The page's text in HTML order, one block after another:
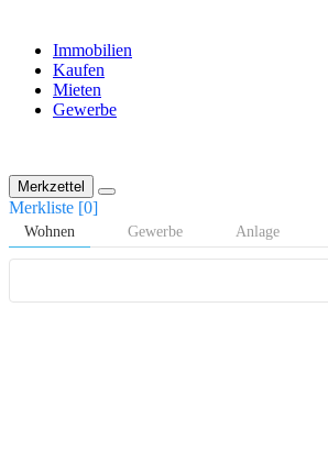
Immobilien
Kaufen
Mieten
Gewerbe
Merkzettel
Merkliste [0]
Wohnen Gewerbe Anlage